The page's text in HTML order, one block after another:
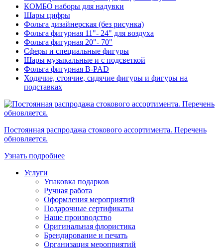
КОМБО наборы для надувки
Шары цифры
Фольга дизайнерская (без рисунка)
Фольга фигурная 11"- 24" для воздуха
Фольга фигурная 20"- 70"
Сферы и специальные фигуры
Шары музыкальные и с подсветкой
Фольга фигурная B-PAD
Ходячие, стоячие, сидячие фигуры и фигуры на
подставках
Постоянная распродажа стокового ассортимента. Перечень
обновляется.
Узнать подробнее
Услуги
Упаковка подарков
Ручная работа
Оформления мероприятий
Подарочные сертификаты
Наше производство
Оригинальная флористика
Брендирование и печать
Организация мероприятий